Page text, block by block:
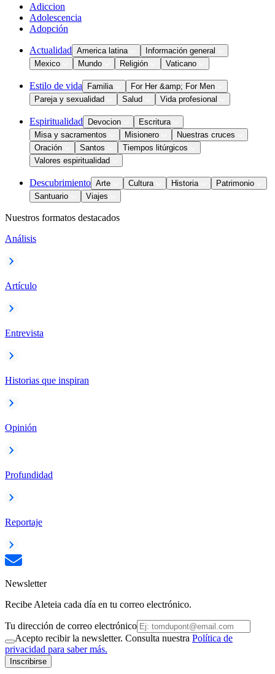
Adiccion
Adolescencia
Adopción
Actualidad America latina
Información general
Mexico
Mundo Religión Vaticano
Estilo de vida Familia
For Her &amp; For Men
Pareja y sexualidad
Salud Vida profesional
Espiritualidad Devocion
Escritura
Misa y sacramentos
Misionero
Nuestras cruces
Oración
Santos
Tiempos litúrgicos
Valores espiritualidad
Descubrimiento Arte Cultura Historia
Patrimonio
Santuario
Viajes
Nuestros formatos destacados
Análisis
Artículo
Entrevista
Historias que inspiran
Opinión
Profundidad
Reportaje
Newsletter
Recibe Aleteia cada día en tu correo electrónico.
Tu dirección de correo electrónico
Acepto recibir la newsletter. Consulta nuestra Política de
privacidad para saber más.
Inscribirse